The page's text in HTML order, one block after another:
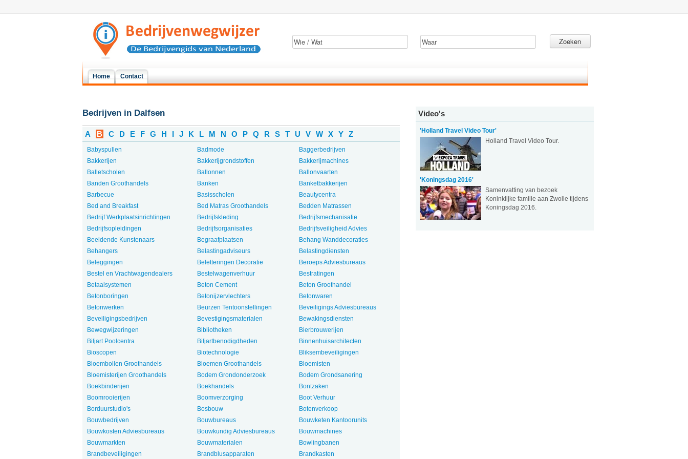
Zoeken
Home Contact
Bedrijven in Dalfsen
A B C D E F G H I J K L M N O P Q R S T U V W X Y Z
Babyspullen
Bakkerijen
Balletscholen
Banden Groothandels
Barbecue
Bed and Breakfast
Bedrijf Werkplaatsinrichtingen
Bedrijfsopleidingen
Beeldende Kunstenaars
Behangers
Beleggingen
Bestel en Vrachtwagendealers
Betaalsystemen
Betonboringen
Betonwerken
Beveiligingsbedrijven
Bewegwijzeringen
Biljart Poolcentra
Bioscopen
Bloembollen Groothandels
Bloemisterijen Groothandels
Boekbinderijen
Boomrooierijen
Borduurstudio's
Bouwbedrijven
Bouwkosten Adviesbureaus
Bouwmarkten
Brandbeveiligingen
Badmode
Bakkerijgrondstoffen
Ballonnen
Banken
Basisscholen
Bed Matras Groothandels
Bedrijfskleding
Bedrijfsorganisaties
Begraafplaatsen
Belastingadviseurs
Beletteringen Decoratie
Bestelwagenverhuur
Beton Cement
Betonijzervlechters
Beurzen Tentoonstellingen
Bevestigingsmaterialen
Bibliotheken
Biljartbenodigdheden
Biotechnologie
Bloemen Groothandels
Bodem Grondonderzoek
Boekhandels
Boomverzorging
Bosbouw
Bouwbureaus
Bouwkundig Adviesbureaus
Bouwmaterialen
Brandblusapparaten
Baggerbedrijven
Bakkerijmachines
Ballonvaarten
Banketbakkerijen
Beautycentra
Bedden Matrassen
Bedrijfsmechanisatie
Bedrijfsveiligheid Advies
Behang Wanddecoraties
Belastingdiensten
Beroeps Adviesbureaus
Bestratingen
Beton Groothandel
Betonwaren
Beveiligings Adviesbureaus
Bewakingsdiensten
Bierbrouwerijen
Binnenhuisarchitecten
Bliksembeveiligingen
Bloemisten
Bodem Grondsanering
Bontzaken
Boot Verhuur
Botenverkoop
Bouwketen Kantoorunits
Bouwmachines
Bowlingbanen
Brandkasten
Video's
'Holland Travel Video Tour'
Holland Travel Video Tour.
'Koningsdag 2016'
Samenvatting van bezoek
Koninklijke familie aan Zwolle tijdens
Koningsdag 2016.